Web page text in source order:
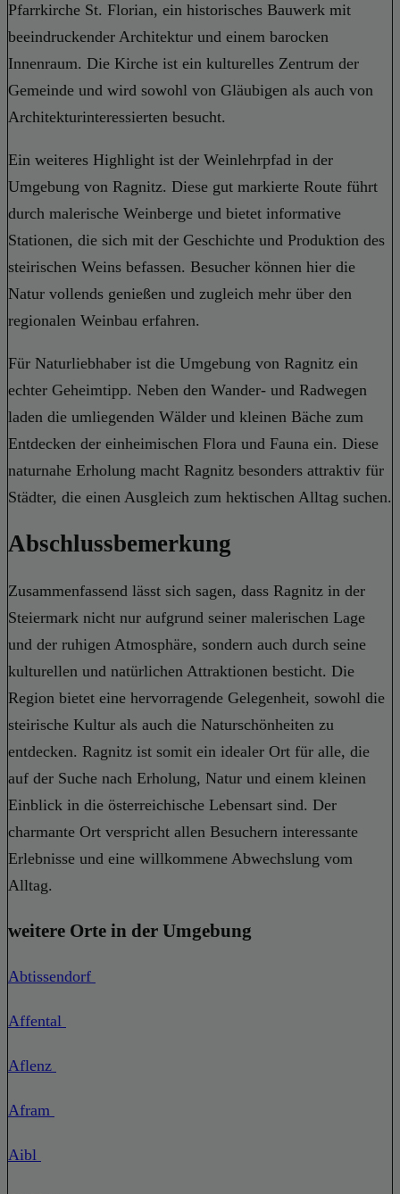
Pfarrkirche St. Florian, ein historisches Bauwerk mit
beeindruckender Architektur und einem barocken
Innenraum. Die Kirche ist ein kulturelles Zentrum der
Gemeinde und wird sowohl von Gläubigen als auch von
Architekturinteressierten besucht.
Ein weiteres Highlight ist der Weinlehrpfad in der
Umgebung von Ragnitz. Diese gut markierte Route führt
durch malerische Weinberge und bietet informative
Stationen, die sich mit der Geschichte und Produktion des
steirischen Weins befassen. Besucher können hier die
Natur vollends genießen und zugleich mehr über den
regionalen Weinbau erfahren.
Für Naturliebhaber ist die Umgebung von Ragnitz ein
echter Geheimtipp. Neben den Wander- und Radwegen
laden die umliegenden Wälder und kleinen Bäche zum
Entdecken der einheimischen Flora und Fauna ein. Diese
naturnahe Erholung macht Ragnitz besonders attraktiv für
Städter, die einen Ausgleich zum hektischen Alltag suchen.
Abschlussbemerkung
Zusammenfassend lässt sich sagen, dass Ragnitz in der
Steiermark nicht nur aufgrund seiner malerischen Lage
und der ruhigen Atmosphäre, sondern auch durch seine
kulturellen und natürlichen Attraktionen besticht. Die
Region bietet eine hervorragende Gelegenheit, sowohl die
steirische Kultur als auch die Naturschönheiten zu
entdecken. Ragnitz ist somit ein idealer Ort für alle, die
auf der Suche nach Erholung, Natur und einem kleinen
Einblick in die österreichische Lebensart sind. Der
charmante Ort verspricht allen Besuchern interessante
Erlebnisse und eine willkommene Abwechslung vom
Alltag.
weitere Orte in der Umgebung
Abtissendorf
Affental
Aflenz
Afram
Aibl